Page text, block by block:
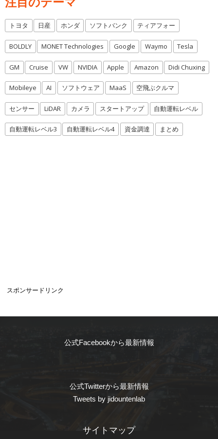
トヨタ 日産 ホンダ ソフトバンク ティアフォー
BOLDLY MONET Technologies Google Waymo Tesla
GM Cruise VW NVIDIA Apple Amazon Didi Chuxing
Mobileye AI ソフトウェア MaaS 空飛ぶクルマ
センサー LiDAR カメラ スタートアップ 自動運転レベル
自動運転レベル3 自動運転レベル4 資金調達 まとめ
スポンサードリンク
公式Facebookから最新情報
公式Twitterから最新情報
Tweets by jidountenlab
サイトマップ